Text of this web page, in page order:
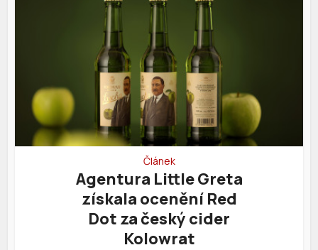
Článek
Agentura Little Greta
získala ocenění Red
Dot za český cider
Kolowrat